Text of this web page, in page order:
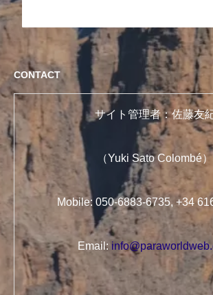
CONTACT
サイト管理者：佐藤友
（Yuki Sato Colombé）
Mobile: 050-6883-6735, +34
Email: